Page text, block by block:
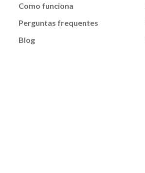
Como funciona
Perguntas frequentes
Blog